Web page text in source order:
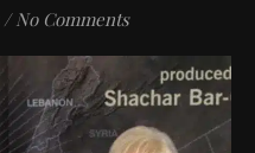
/ No Comments